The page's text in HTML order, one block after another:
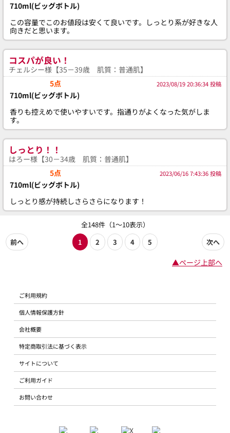
710ml(ビッグボトル)
この容量でこのお値段は安くて良いです。しっとり系が好きな人
向きだと思います。
コスパが良い！
チェルシー様【35－39歳 肌質：普通肌】
5点
2023/08/19 20:36:34 投稿
710ml(ビッグボトル)
香りも控えめで使いやすいです。指通りがよくなった気がしま
す。
しっとり！！
はろー様【30－34歳 肌質：普通肌】
5点
2023/06/16 7:43:36 投稿
710ml(ビッグボトル)
しっとり感が持続しさらさらになります！
全148件（1～10表示）
前へ
1 2 3 4 5 次へ
▲ページ上部へ
ご利用規約
個人情報保護方針
会社概要
特定商取引法に基づく表示
サイトについて
ご利用ガイド
お問い合わせ